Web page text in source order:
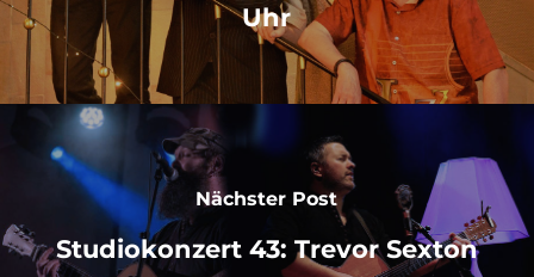
Uhr
Nächster Post
Studiokonzert 43: Trevor Sexton